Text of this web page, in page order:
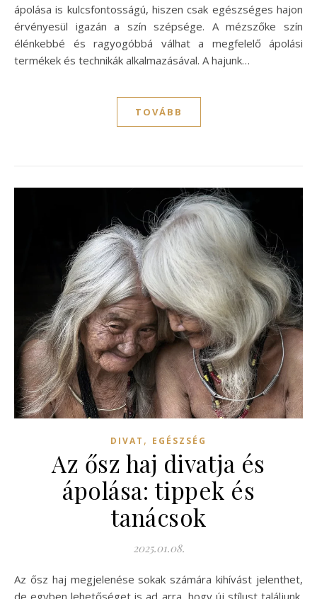
ápolása is kulcsfontosságú, hiszen csak egészséges hajon
érvényesül igazán a szín szépsége. A mézszőke szín
élénkebbé és ragyogóbbá válhat a megfelelő ápolási
termékek és technikák alkalmazásával. A hajunk…
TOVÁBB
DIVAT , EGÉSZSÉG
Az ősz haj divatja és
ápolása: tippek és
tanácsok
2025.01.08.
Az ősz haj megjelenése sokak számára kihívást jelenthet,